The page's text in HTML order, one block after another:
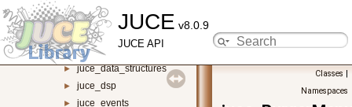
JUCE v8.0.9
JUCE API
► juce_box2d
► juce_core
► juce_cryptography
► juce_data_structures
► juce_dsp
► juce_events
Classes |
Namespaces